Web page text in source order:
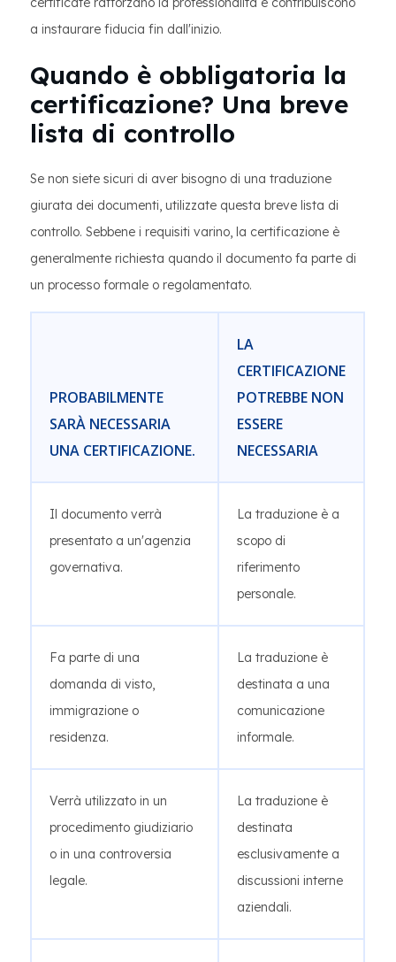
a instaurare fiducia fin dall'inizio.
Quando è obbligatoria la
certificazione? Una breve
lista di controllo
Se non siete sicuri di aver bisogno di una traduzione
giurata dei documenti, utilizzate questa breve lista di
controllo. Sebbene i requisiti varino, la certificazione è
generalmente richiesta quando il documento fa parte di
un processo formale o regolamentato.
PROBABILMENTE
SARÀ NECESSARIA
UNA CERTIFICAZIONE.
LA
CERTIFICAZIONE
POTREBBE NON
ESSERE
NECESSARIA
Il documento verrà
presentato a un'agenzia
governativa.
La traduzione è a
scopo di
riferimento
personale.
Fa parte di una
domanda di visto,
immigrazione o
residenza.
La traduzione è
destinata a una
comunicazione
informale.
Verrà utilizzato in un
procedimento giudiziario
o in una controversia
legale.
La traduzione è
destinata
esclusivamente a
discussioni interne
aziendali.